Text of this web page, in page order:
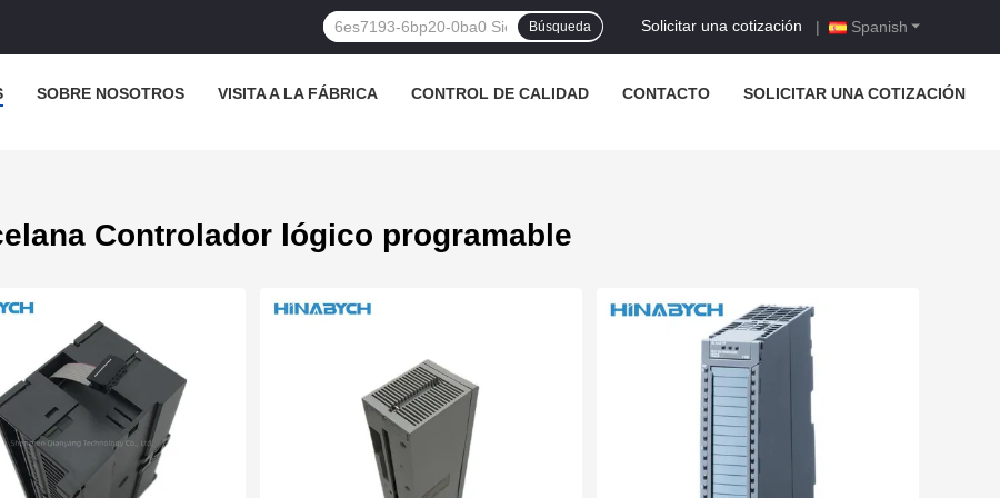
Spanish
Solicitar una cotización |
Búsqueda
SOBRE NOSOTROS VISITA A LA FÁBRICA CONTROL DE CALIDAD CONTACTO SOLICITAR UNA COTIZACIÓN
Controlador lógico programable